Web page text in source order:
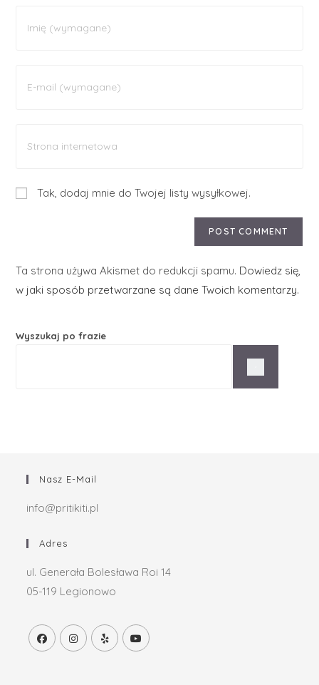
Tak, dodaj mnie do Twojej listy wysyłkowej.
Ta strona używa Akismet do redukcji spamu. Dowiedz się,
w jaki sposób przetwarzane są dane Twoich komentarzy.
Wyszukaj po frazie
Nasz E-Mail
info@pritikiti.pl
Adres
ul. Generała Bolesława Roi 14
05-119 Legionowo